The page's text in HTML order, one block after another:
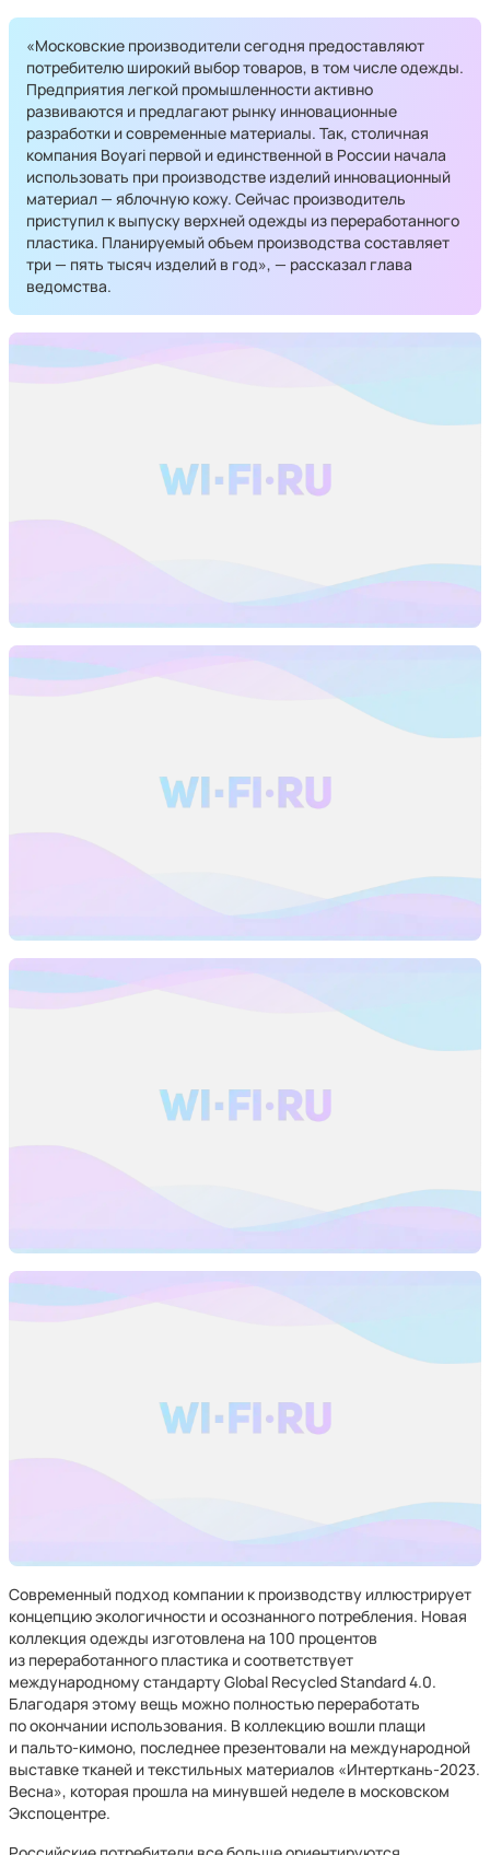
«Московские производители сегодня предоставляют
потребителю широкий выбор товаров, в том числе одежды.
Предприятия легкой промышленности активно
развиваются и предлагают рынку инновационные
разработки и современные материалы. Так, столичная
компания Boyari первой и единственной в России начала
использовать при производстве изделий инновационный
материал — яблочную кожу. Сейчас производитель
приступил к выпуску верхней одежды из переработанного
пластика. Планируемый объем производства составляет
три — пять тысяч изделий в год», — рассказал глава
ведомства.
Современный подход компании к производству иллюстрирует
концепцию экологичности и осознанного потребления. Новая
коллекция одежды изготовлена на 100 процентов
из переработанного пластика и соответствует
международному стандарту Global Recycled Standard 4.0.
Благодаря этому вещь можно полностью переработать
по окончании использования. В коллекцию вошли плащи
и пальто-кимоно, последнее презентовали на международной
выставке тканей и текстильных материалов «Интерткань-2023.
Весна», которая прошла на минувшей неделе в московском
Экспоцентре.